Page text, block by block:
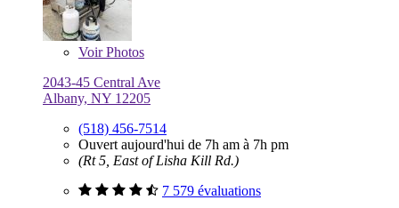
VoirPhotos
2043-45 Central Ave
Albany, NY 12205
(518) 456-7514
Ouvert aujourd'hui de 7h am à 7h pm
(Rt 5, East of Lisha Kill Rd.)
7 579 évaluations